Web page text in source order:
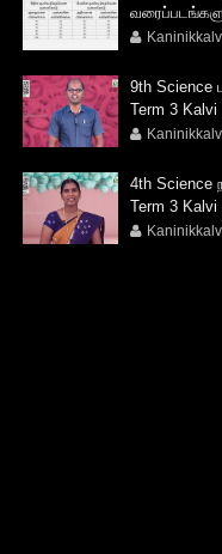
9th Science
Term 3 Kalvi
4th Science
Term 3 Kalvi